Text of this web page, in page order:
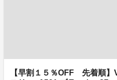
【早割１５％OFF 先着順